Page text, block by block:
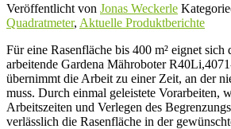
Veröffentlicht von Jonas Weckerle
Quadratmeter, Aktuelle Produktberichte
Für eine Rasenfläche bis 400 m² eignet sich
arbeitende Gardena Mähroboter
übernimmt die Arbeit zu einer Zeit, an der
muss. Durch einmal geleistete Vorarbeiten,
Arbeitszeiten und Verlegen des
verlässlich die Rasenfläche in der